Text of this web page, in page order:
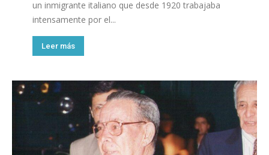
un inmigrante italiano que desde 1920 trabajaba
intensamente por el...
Leer más